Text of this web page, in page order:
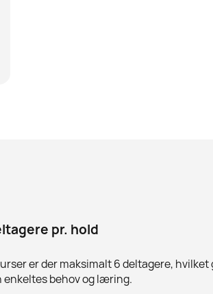
pr. hold
er der maksimalt 6 deltagere, hvilket
enkeltes behov og læring.